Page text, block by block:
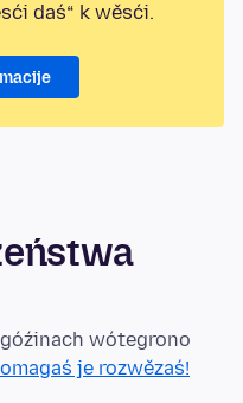
daś“ k wěsći.
wótegrono
je rozwězaś!